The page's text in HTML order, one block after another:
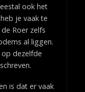
ook het
je vaak te
Roer zelfs
al liggen.
dezelfde
is dat er vaak